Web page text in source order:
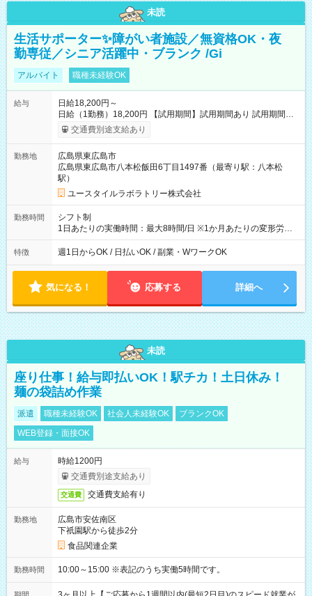
未読
生活サポーター✨障がい者施設／無資格OK・夜
勤専従／シニア活躍中・ブランク /Gi
アルバイト 職種未経験OK
給与
日給18,200円～
日給（1勤務）18,200円 【試用期間】試用期間あり 試用期間の
長さ：3ヶ月 雇用形態、給与は本採用時と同じです。
交通費別途支給あり
勤務地
広島県東広島市
広島県東広島市八本松飯田6丁目1497番（最寄り駅：八本松
駅）
ユースタイルラボラトリー株式会社
勤務時間
シフト制
1日あたりの実働時間：最大8時間/日 ※1か月あたりの変形労働
制（週平均40時間以内） 夜勤：17:00-翌09:00（休憩2時間）
特徴 週1日からOK / 日払いOK / 副業・WワークOK
気になる！ 応募する 詳細へ
未読
座り仕事！給与即払いOK！駅チカ！土日休み！
麺の袋詰め作業
派遣 職種未経験OK 社会人未経験OK
ブランクOK
WEB登録・面接OK
給与
時給1200円
交通費別途支給あり
交通費 交通費支給有り
勤務地
広島市安佐南区
下祇園駅から徒歩2分
食品関連企業
勤務時間 10:00～15:00 ※表記のうち実働5時間です。